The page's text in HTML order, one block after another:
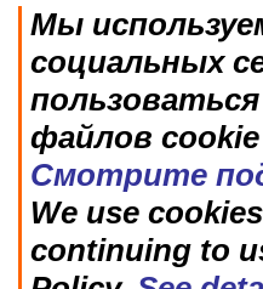
Мы
социальных
файлов
Смотрите
We use
continuing to